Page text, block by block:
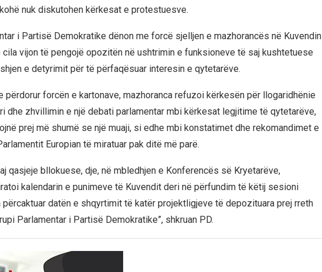
nuk diskutohen kërkesat e protestuesve.
i Partisë Demokratike dënon me forcë sjelljen e mazhorancës në Kuvendin
cila vijon të pengojë opozitën në ushtrimin e funksioneve të saj kushtetuese
e detyrimit për të përfaqësuar interesin e qytetarëve.
përdorur forcën e kartonave, mazhoranca refuzoi kërkesën për llogaridhënie
dhe zhvillimin e një debati parlamentar mbi kërkesat legjitime të qytetarëve,
prej më shumë se një muaji, si edhe mbi konstatimet dhe rekomandimet e
Europian të miratuar pak ditë më parë.
qasjeje bllokuese, dje, në mbledhjen e Konferencës së Kryetarëve,
kalendarin e punimeve të Kuvendit deri në përfundim të këtij sesioni
përcaktuar datën e shqyrtimit të katër projektligjeve të depozituara prej rreth
Parlamentar i Partisë Demokratike”, shkruan PD.